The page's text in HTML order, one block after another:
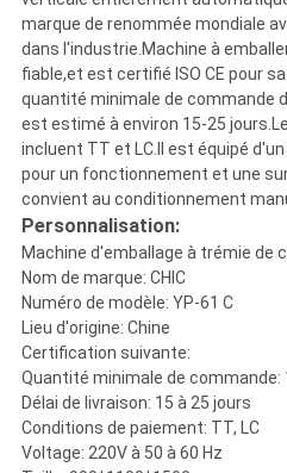
marque de renommée mondiale
dans l'industrie.Machine à
fiable,et est certifié ISO CE pour
quantité minimale de commande
est estimé à environ 15-25
incluent TT et LC.Il est équipé
pour un fonctionnement et une
convient au conditionnement
Personnalisation:
Machine d'emballage à trémie de
Nom de marque: CHIC
Numéro de modèle: YP-61 C
Lieu d'origine: Chine
Certification suivante:
Quantité minimale de commande:
Délai de livraison: 15 à 25 jours
Conditions de paiement: TT, LC
Voltage: 220V à 50 à 60 Hz